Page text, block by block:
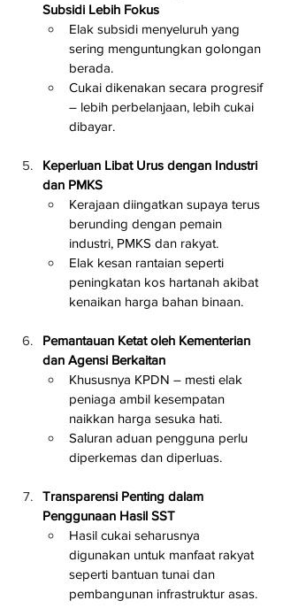
Subsidi Lebih Fokus
Elak subsidi menyeluruh yang
sering menguntungkan golongan
berada.
Cukai dikenakan secara progresif
– lebih perbelanjaan, lebih cukai
dibayar.
Keperluan Libat Urus dengan Industri
dan PMKS
Kerajaan diingatkan supaya terus
berunding dengan pemain
industri, PMKS dan rakyat.
Elak kesan rantaian seperti
peningkatan kos hartanah akibat
kenaikan harga bahan binaan.
Pemantauan Ketat oleh Kementerian
dan Agensi Berkaitan
Khususnya KPDN – mesti elak
peniaga ambil kesempatan
naikkan harga sesuka hati.
Saluran aduan pengguna perlu
diperkemas dan diperluas.
Transparensi Penting dalam
Penggunaan Hasil SST
Hasil cukai seharusnya
digunakan untuk manfaat rakyat
seperti bantuan tunai dan
pembangunan infrastruktur asas.